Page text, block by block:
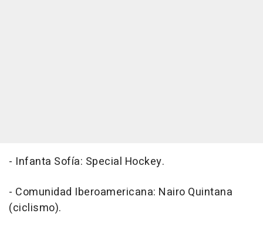
- Infanta Sofía: Special Hockey.
- Comunidad Iberoamericana: Nairo Quintana
(ciclismo).